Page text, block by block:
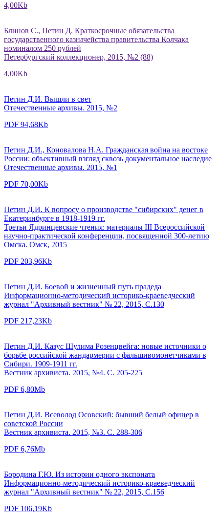
4,00Kb
Блинов С., Петин Д. Краткосрочные обязательства
государственного казначейства правительства Колчака
номиналом 250 рублей
Петербургский коллекционер, 2015, №2 (88)
4,00Kb
Петин Д.И. Вышли в свет
Отечественные архивы. 2015, №2
PDF 94,68Kb
Петин Д.И., Коновалова Н.А. Гражданская война на востоке
России: объективный взгляд сквозь документальное наследие
Отечественные архивы. 2015, №1
PDF 70,00Kb
Петин Д.И. К вопросу о производстве "сибирских" денег в
Екатеринбурге в 1918-1919 гг.
Третьи Ядринцевские чтения: материалы III Всероссийской
научно-практической конференции, посвященной 300-летию
Омска. Омск, 2015
PDF 203,96Kb
Петин Д.И. Боевой и жизненный путь прадеда
Информационно-методический историко-краеведческий
журнал "Архивный вестник" № 22, 2015, С.130
PDF 217,23Kb
Петин Д.И. Казус Шулима Розенцвейга: новые источники о
борьбе российской жандармерии с фальшивомонетчиками в
Сибири. 1909-1911 гг.
Вестник архивиста. 2015, №4. С. 205-225
PDF 6,80Mb
Петин Д.И. Всеволод Осовский: бывший белый офицер в
советской России
Вестник архивиста. 2015, №3. С. 288-306
PDF 6,76Mb
Бородина Г.Ю. Из истории одного экспоната
Информационно-методический историко-краеведческий
журнал "Архивный вестник" № 22, 2015, С.156
PDF 106,19Kb